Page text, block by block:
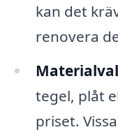
kan det
renovera
tegel, plåt
priset.